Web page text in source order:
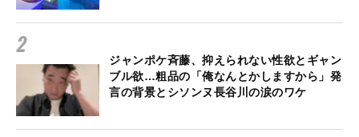
ジャンポケ斉藤、抑えられない性欲とギャン
ブル欲…粗品の「俺なんとかしますから」発
言の背景とシソンヌ長谷川の涙のワケ